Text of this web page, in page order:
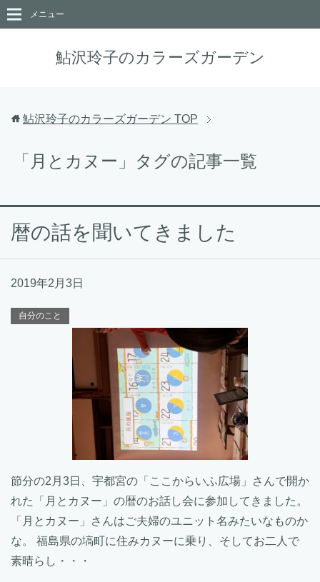
鮎沢玲子のカラーズガーデン
メニュー
鮎沢玲子のカラーズガーデン TOP
「月とカヌー」タグの記事一覧
暦の話を聞いてきました
2019年2月3日
自分のこと
節分の2月3日、宇都宮の「ここからいふ広場」さんで開か
れた「月とカヌー」の暦のお話し会に参加してきました。
「月とカヌー」さんはご夫婦のユニット名みたいなものか
な。 福島県の塙町に住みカヌーに乗り、そしてお二人で
素晴らし・・・